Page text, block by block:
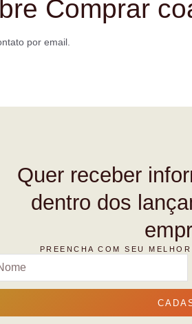
Comprar
por email.
Quer receber
dentro dos
PREENCHA COM SEU